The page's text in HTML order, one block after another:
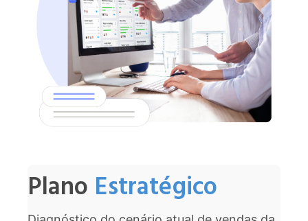
Plano Estratégico